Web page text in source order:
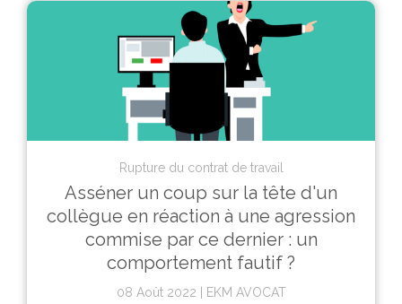
Rupture du contrat de travail
Asséner un coup sur la tête d'un
collègue en réaction à une agression
commise par ce dernier : un
comportement fautif ?
08 Août 2022 EKM AVOCAT